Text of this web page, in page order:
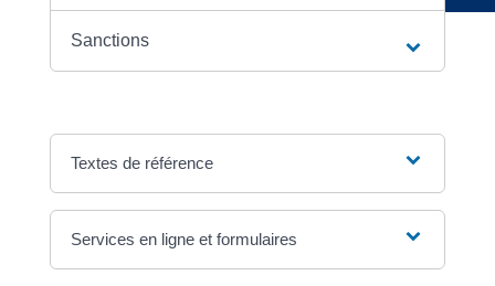
Sanctions
Textes de référence
Services en ligne et formulaires